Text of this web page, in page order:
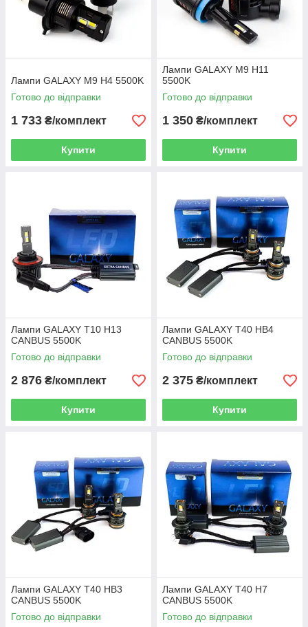
Лампи GALAXY M9 H4 5500K
Готово до відправки
1 733 ₴/комплект
Купити
Лампи GALAXY M9 H11
5500K
Готово до відправки
1 350 ₴/комплект
Купити
Лампи GALAXY T10 H13
CANBUS 5500K
Готово до відправки
2 876 ₴/комплект
Купити
Лампи GALAXY T40 HB4
CANBUS 5500K
Готово до відправки
2 375 ₴/комплект
Купити
Лампи GALAXY T40 HB3
CANBUS 5500K
Готово до відправки
Лампи GALAXY T40 H7
CANBUS 5500K
Готово до відправки